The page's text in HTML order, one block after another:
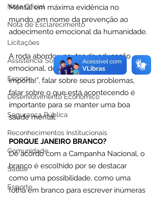
Nota Oficial
Nota de Esclarecimento
Licitações
Assistência Social
Esporte
Desenvolvimento Econômico
Segurança Pública
Reconhecimentos Institucionais
Comunidade
Saúde
Esporte
Mental em máxima evidência no
mundo, em nome da prevenção ao
adoecimento emocional da humanidade.
A roda abordou pautas da educação
emocional, destacando que “falar
importa!”, falar sobre seus problemas,
falar sobre o que está acontecendo é
importante para se manter uma boa
saúde mental.
PORQUE JANEIRO BRANCO?
De acordo com a Campanha Nacional, o
branco é escolhido por se destacar
como uma possibilidade, como uma
folha em branco para escrever inúmeras